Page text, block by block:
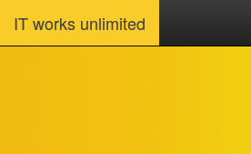
IT works unlimited